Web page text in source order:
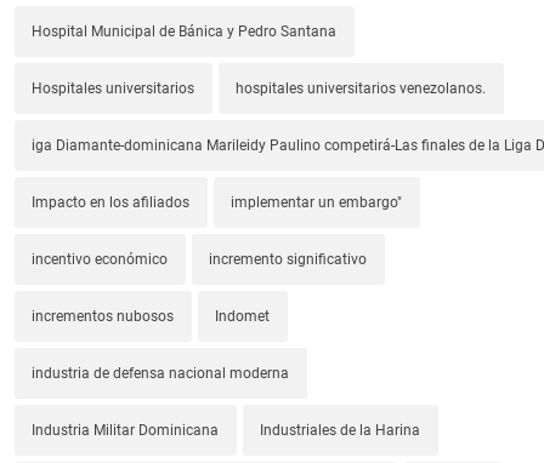
Hospital Municipal de Bánica y Pedro Santana
Hospitales universitarios hospitales universitarios venezolanos.
iga Diamante-dominicana Marileidy Paulino competirá-Las finales de la Liga
Impacto en los afiliados implementar un embargo"
incentivo económico incremento significativo
incrementos nubosos Indomet
industria de defensa nacional moderna
Industria Militar Dominicana Industriales de la Harina